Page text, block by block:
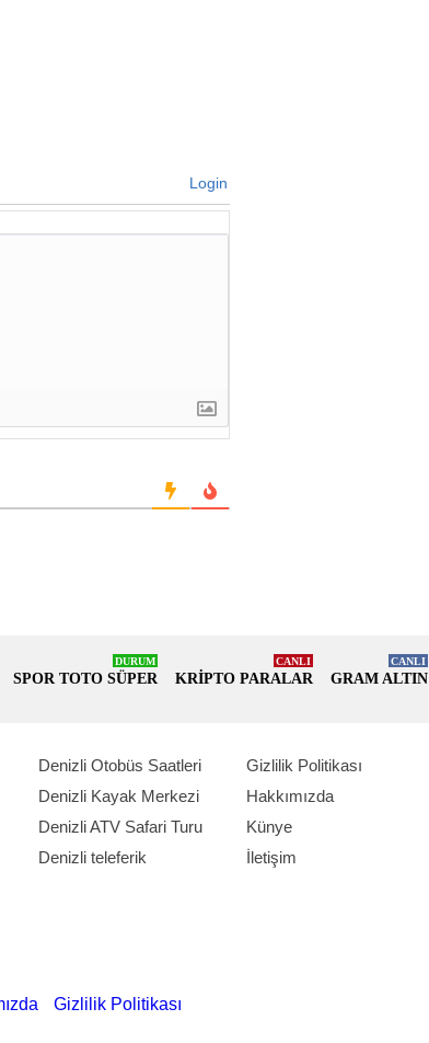
Login
SPOR TOTO SÜPER
DURUM
KRİPTO PARALAR
CANLI
GRAM ALTIN
CANLI
Denizli Otobüs Saatleri
Denizli Kayak Merkezi
Denizli ATV Safari Turu
Denizli teleferik
Gizlilik Politikası
Hakkımızda
Künye
İletişim
Gizlilik Politikası